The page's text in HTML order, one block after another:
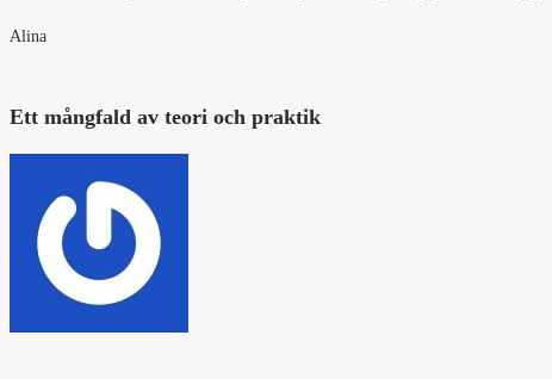
Alina
Ett mångfald av teori och praktik